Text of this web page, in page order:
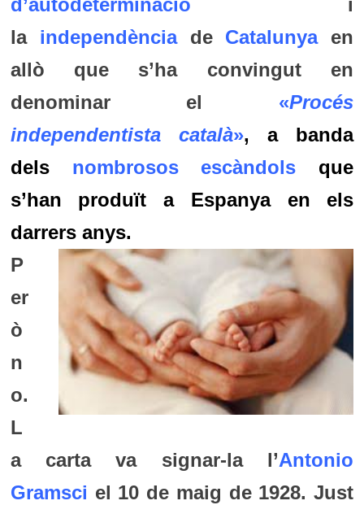
d’autodeterminació i
la independènciade Catalunyaen
allò que s’ha convingut en
denominar el «Procés
independentista català», a banda
dels nombrosos escàndols que
s’han produït a Espanya en els
darrers anys.
P
er
ò
n
o.
L
a carta va signar-la l’Antonio
Gramsci el 10 de maig de 1928. Just